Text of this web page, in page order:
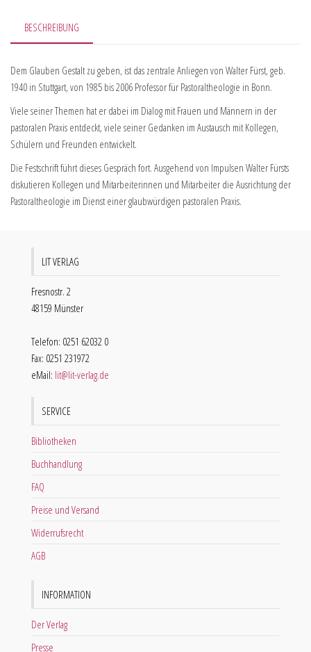
BESCHREIBUNG
Dem Glauben Gestalt zu geben, ist das zentrale Anliegen von Walter Fürst, geb.
1940 in Stuttgart, von 1985 bis 2006 Professor für Pastoraltheologie in Bonn.
Viele seiner Themen hat er dabei im Dialog mit Frauen und Männern in der
pastoralen Praxis entdeckt, viele seiner Gedanken im Austausch mit Kollegen,
Schülern und Freunden entwickelt.
Die Festschrift führt dieses Gespräch fort. Ausgehend von Impulsen Walter Fürsts
diskutieren Kollegen und Mitarbeiterinnen und Mitarbeiter die Ausrichtung der
Pastoraltheologie im Dienst einer glaubwürdigen pastoralen Praxis.
LIT VERLAG
Fresnostr. 2
48159 Münster
Telefon: 0251 62032 0
Fax: 0251 231972
eMail: lit@lit-verlag.de
SERVICE
Bibliotheken
Buchhandlung
FAQ
Preise und Versand
Widerrufsrecht
AGB
INFORMATION
Der Verlag
Presse